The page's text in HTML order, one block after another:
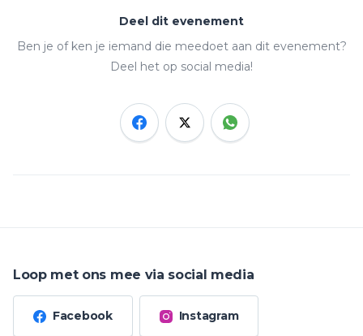
Deel dit evenement
Ben je of ken je iemand die meedoet aan dit evenement?
Deel het op social media!
Loop met ons mee via social media
Facebook Instagram